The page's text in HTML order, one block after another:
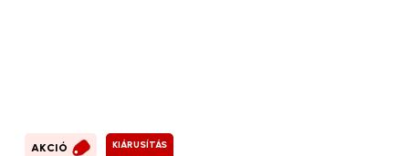
AKCIÓ KIÁRUSÍTÁS